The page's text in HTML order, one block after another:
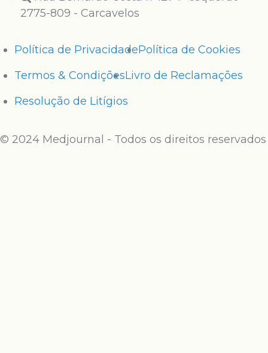
2775-809 - Carcavelos
Política de PrivacidadePolítica de Cookies
Termos & CondiçõesLivro de Reclamações
Resolução de Litígios
© 2024 Medjournal - Todos os direitos reservados